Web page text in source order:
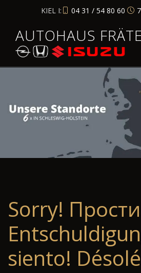
KIEL I: 04 31 / 54 80 60
AUTOHAUS
Sorry!
siento!